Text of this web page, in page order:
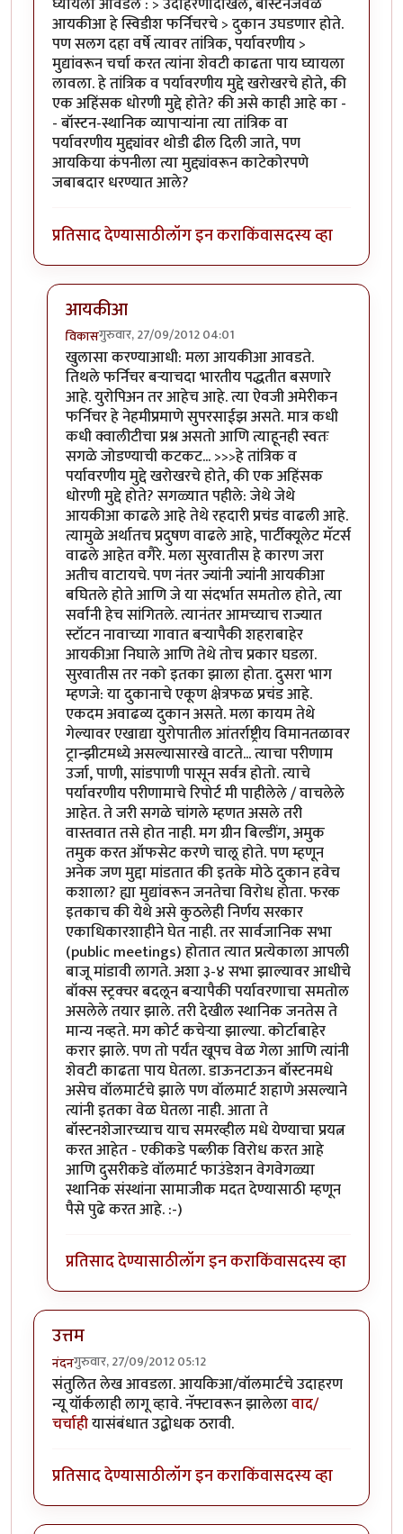
आयकीआ हे स्विडीश फर्निचरचे > दुकान उघडणार होते.
पण सलग दहा वर्षे त्यावर तांत्रिक, पर्यावरणीय >
मुद्यांवरून चर्चा करत त्यांना शेवटी काढता पाय घ्यायला
लावला. हे तांत्रिक व पर्यावरणीय मुद्दे खरोखरचे होते, की
एक अहिंसक धोरणी मुद्दे होते? की असे काही आहे का -
- बॉस्टन-स्थानिक व्यापार्‍यांना त्या तांत्रिक वा
पर्यावरणीय मुद्द्यांवर थोडी ढील दिली जाते, पण
आयकिया कंपनीला त्या मुद्द्यांवरून काटेकोरपणे
जबाबदार धरण्यात आले?
प्रतिसाद देण्यासाठीलॉग इन कराकिंवासदस्य व्हा
आयकीआ
विकासगुरुवार, 27/09/2012 04:01
In reply toचांगला लेखbyधनंजय
खुलासा करण्याआधी: मला आयकीआ आवडते.
तिथले फर्निचर बर्‍याचदा भारतीय पद्धतीत बसणारे
आहे. युरोपिअन तर आहेच आहे. त्या ऐवजी अमेरीकन
फर्निचर हे नेहमीप्रमाणे सुपरसाईझ असते. मात्र कधी
कधी क्वालीटीचा प्रश्न असतो आणि त्याहूनही स्वतः
सगळे जोडण्याची कटकट... >>>हे तांत्रिक व
पर्यावरणीय मुद्दे खरोखरचे होते, की एक अहिंसक
धोरणी मुद्दे होते? सगळ्यात पहीले: जेथे जेथे
आयकीआ काढले आहे तेथे रहदारी प्रचंड वाढली आहे.
त्यामुळे अर्थातच प्रदुषण वाढले आहे, पार्टीक्यूलेट मॅटर्स
वाढले आहेत वगैरे. मला सुरवातीस हे कारण जरा
अतीच वाटायचे. पण नंतर ज्यांनी ज्यांनी आयकीआ
बघितले होते आणि जे या संदर्भात समतोल होते, त्या
सर्वांनी हेच सांगितले. त्यानंतर आमच्याच राज्यात
स्टॉटन नावाच्या गावात बर्‍यापैकी शहराबाहेर
आयकीआ निघाले आणि तेथे तोच प्रकार घडला.
सुरवातीस तर नको इतका झाला होता. दुसरा भाग
म्हणजे: या दुकानाचे एकूण क्षेत्रफळ प्रचंड आहे.
एकदम अवाढव्य दुकान असते. मला कायम तेथे
गेल्यावर एखाद्या युरोपातील आंतर्राष्ट्रीय विमानतळावर
ट्रान्झीटमध्ये असल्यासारखे वाटते... त्याचा परीणाम
उर्जा, पाणी, सांडपाणी पासून सर्वत्र होतो. त्याचे
पर्यावरणीय परीणामाचे रिपोर्ट मी पाहीलेले / वाचलेले
आहेत. ते जरी सगळे चांगले म्हणत असले तरी
वास्तवात तसे होत नाही. मग ग्रीन बिल्डींग, अमुक
तमुक करत ऑफसेट करणे चालू होते. पण म्हणून
अनेक जण मुद्दा मांडतात की इतके मोठे दुकान हवेच
कशाला? ह्या मुद्यांवरून जनतेचा विरोध होता. फरक
इतकाच की येथे असे कुठलेही निर्णय सरकार
एकाधिकारशाहीने घेत नाही. तर सार्वजानिक सभा
(public meetings) होतात त्यात प्रत्येकाला आपली
बाजू मांडावी लागते. अशा ३-४ सभा झाल्यावर आधीचे
बॉक्स स्ट्रक्चर बदलून बर्‍यापैकी पर्यावरणाचा समतोल
असलेले तयार झाले. तरी देखील स्थानिक जनतेस ते
मान्य नव्हते. मग कोर्ट कचेर्‍या झाल्या. कोर्टाबाहेर
करार झाले. पण तो पर्यंत खूपच वेळ गेला आणि त्यांनी
शेवटी काढता पाय घेतला. डाऊनटाऊन बॉस्टनमधे
असेच वॉलमार्टचे झाले पण वॉलमार्ट शहाणे असल्याने
त्यांनी इतका वेळ घेतला नाही. आता ते
बॉस्टनशेजारच्याच याच समरव्हील मधे येण्याचा प्रयत्न
करत आहेत - एकीकडे पब्लीक विरोध करत आहे
आणि दुसरीकडे वॉलमार्ट फाउंडेशन वेगवेगळ्या
स्थानिक संस्थांना सामाजीक मदत देण्यासाठी म्हणून
पैसे पुढे करत आहे. :-)
प्रतिसाद देण्यासाठीलॉग इन कराकिंवासदस्य व्हा
उत्तम
नंदनगुरुवार, 27/09/2012 05:12
संतुलित लेख आवडला. आयकिआ/वॉलमार्टचे उदाहरण
न्यू यॉर्कलाही लागू व्हावे. नॅफ्टावरून झालेलावाद/
चर्चाहीयासंबंधात उद्बोधक ठरावी.
प्रतिसाद देण्यासाठीलॉग इन कराकिंवासदस्य व्हा